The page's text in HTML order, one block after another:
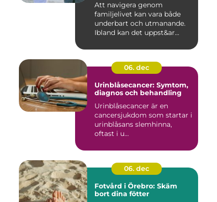
Att navigera genom
familjelivet kan vara både
underbart och utmanande.
Ibland kan det uppst&ar...
06. dec
Urinblåsecancer: Symtom,
diagnos och behandling
Urinblåsecancer är en
cancersjukdom som startar i
urinblåsans slemhinna,
oftast i u...
06. dec
Fotvård i Örebro: Skäm
bort dina fötter